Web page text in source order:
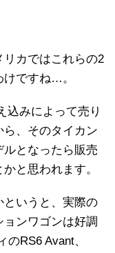
カではこれらの2
ですね…。
込みによって売り
、そのタイカン
となったら販売
と思われます。
というと、実際の
ンワゴンは好調
RS6 Avant、